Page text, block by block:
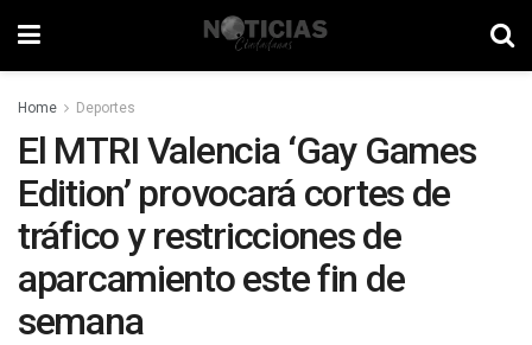
Home Deportes
El MTRI Valencia ‘Gay Games
Edition’ provocará cortes de
tráfico y restricciones de
aparcamiento este fin de
semana